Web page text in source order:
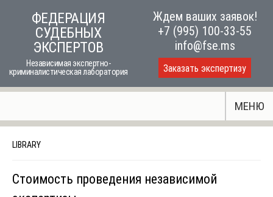
ФЕДЕРАЦИЯ
СУДЕБНЫХ
ЭКСПЕРТОВ
Независимая экспертно-
криминалистическая лаборатория
Ждем ваших заявок!
+7 (995) 100-33-55
info@fse.ms
Заказать экспертизу
МЕНЮ
LIBRARY
Стоимость проведения независимой